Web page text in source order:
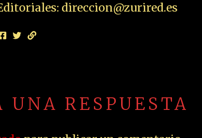
direccion@zurired.es
UNA RESPUESTA